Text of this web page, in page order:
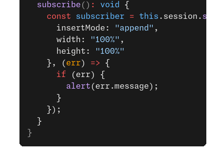
  subscribe
() : void
{
    const
subscriber = this .session.
      insertMode:
"append" ,
      width:
"100%" ,
      height:
"100%"
    }, (
err ) => {
      if
(err) {
        alert
(err.message);
      }
    });
  }
}